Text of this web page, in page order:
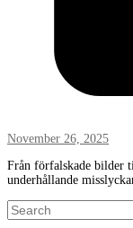
November 26, 2025
Från förfalskade bilder
underhållande